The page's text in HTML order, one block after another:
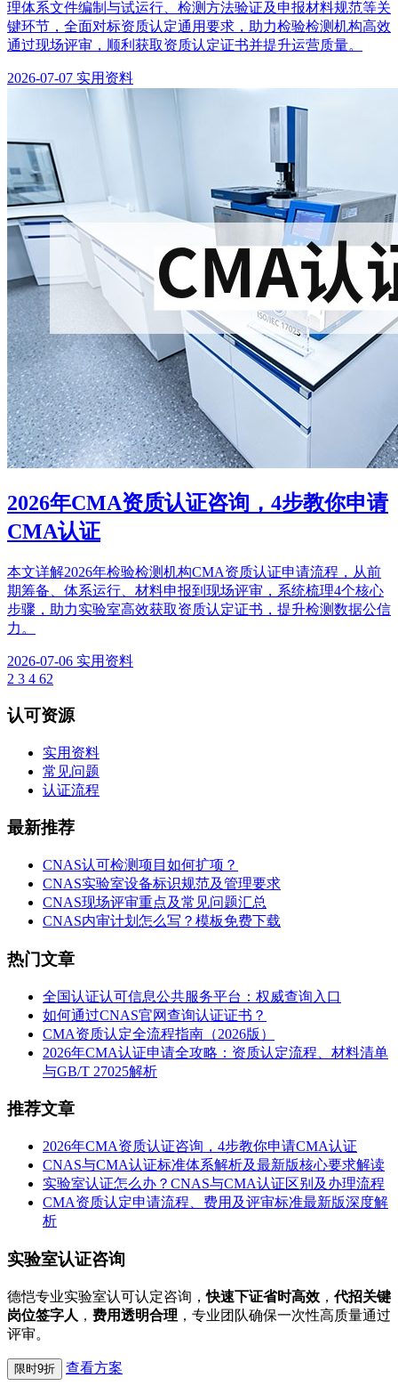
理体系文件编制与试运行、检测方法验证及申报材料规范等关
键环节，全面对标资质认定通用要求，助力检验检测机构高效
通过现场评审，顺利获取资质认定证书并提升运营质量。
2026-07-07 实用资料
2026年CMA资质认证咨询，4步教你申请
CMA认证
本文详解2026年检验检测机构CMA资质认证申请流程，从前
期筹备、体系运行、材料申报到现场评审，系统梳理4个核心
步骤，助力实验室高效获取资质认定证书，提升检测数据公信
力。
2026-07-06 实用资料
2 3 4 62
认可资源
实用资料
常见问题
认证流程
最新推荐
CNAS认可检测项目如何扩项？
CNAS实验室设备标识规范及管理要求
CNAS现场评审重点及常见问题汇总
CNAS内审计划怎么写？模板免费下载
热门文章
全国认证认可信息公共服务平台：权威查询入口
如何通过CNAS官网查询认证证书？
CMA资质认定全流程指南（2026版）
2026年CMA认证申请全攻略：资质认定流程、材料清单
与GB/T 27025解析
推荐文章
2026年CMA资质认证咨询，4步教你申请CMA认证
CNAS与CMA认证标准体系解析及最新版核心要求解读
实验室认证怎么办？CNAS与CMA认证区别及办理流程
CMA资质认定申请流程、费用及评审标准最新版深度解
析
实验室认证咨询
德恺专业实验室认可认定咨询，快速下证省时高效 ，代招关键
岗位签字人 ， 费用透明合理 ，专业团队确保一次性高质量通过
评审。
限时9折 查看方案